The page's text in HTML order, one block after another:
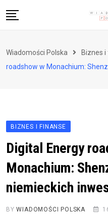
to
Zdrowie i styl życia
Wiadomości Polska Biznes
roadshow w Monachium:
BIZNES I FINANSE
Digital Energy
Monachium:
niemieckich
BYWIADOMOŚCI POLSKA